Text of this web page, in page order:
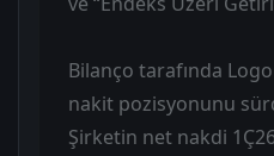
Bilanço tarafında
nakit pozisyonunu
Şirketin net nakdi